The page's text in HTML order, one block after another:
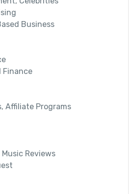
Business
Finance
Affiliate Programs
Reviews